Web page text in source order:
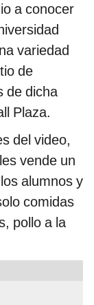
a conocer
variedad
de
de dicha
Plaza.
del video,
vende un
alumnos y
comidas
pollo a la